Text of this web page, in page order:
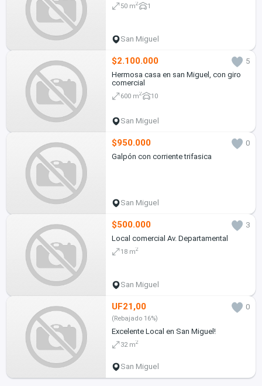
50 m2 1
San Miguel
$2.100.000
5
Hermosa casa en san Miguel, con giro
comercial
600 m2 10
San Miguel
$950.000
0
Galpón con corriente trifasica
San Miguel
$500.000
3
Local comercial Av. Departamental
18 m2
San Miguel
UF21,00 0
(Rebajado 16%)
Excelente Local en San Miguel!
32 m2
San Miguel